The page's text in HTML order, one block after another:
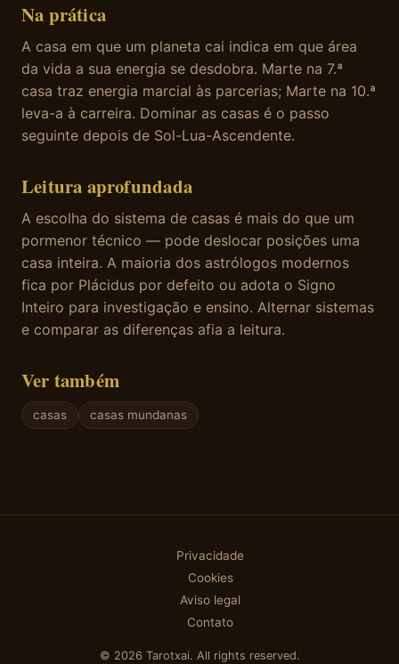
Na prática
A casa em que um planeta cai indica em que área
da vida a sua energia se desdobra. Marte na 7.ª
casa traz energia marcial às parcerias; Marte na 10.ª
leva-a à carreira. Dominar as casas é o passo
seguinte depois de Sol-Lua-Ascendente.
Leitura aprofundada
A escolha do sistema de casas é mais do que um
pormenor técnico — pode deslocar posições uma
casa inteira. A maioria dos astrólogos modernos
fica por Plácidus por defeito ou adota o Signo
Inteiro para investigação e ensino. Alternar sistemas
e comparar as diferenças afia a leitura.
Ver também
casas casas mundanas
Privacidade
Cookies
Aviso legal
Contato
© 2026 Tarotxai. All rights reserved.